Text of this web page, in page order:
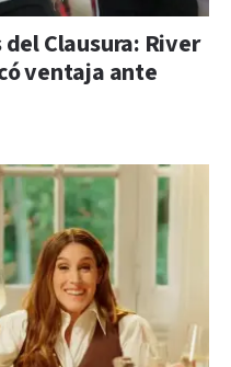
Clausura: River
ventaja ante